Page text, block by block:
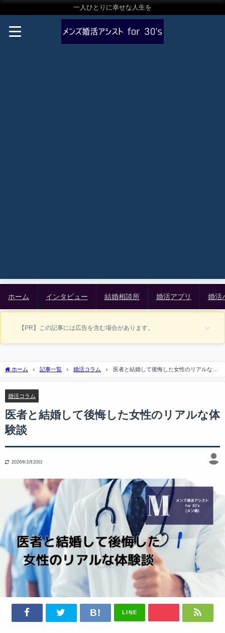
一人ひとりに幸せな人生を
ホーム インタビュー 結婚相談所 婚活アプリ 婚活
【PR】この記事には広告を含む場合があります。
ホーム 記事一覧 婚活コラム
医者と結婚して後悔した女性のリアルな体
婚活コラム
医者と結婚して後悔した女性のリアルな体
験談
2026年3月20日
LINE